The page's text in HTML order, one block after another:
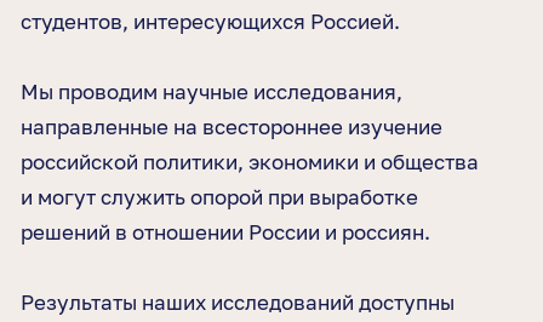
студентов, интересующихся Россией.
Мы проводим научные исследования,
направленные на всестороннее изучение
российской политики, экономики и общества
и могут служить опорой при выработке
решений в отношении России и россиян.
Результаты наших исследований доступны